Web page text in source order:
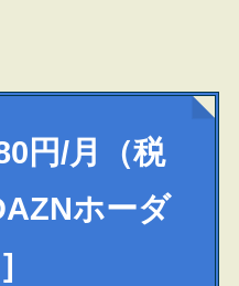
円/月（税
ホーダ